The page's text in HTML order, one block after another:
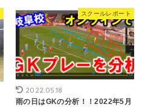
スクールレポート
2022.05.18
雨の日はGKの分析！！2022年5月